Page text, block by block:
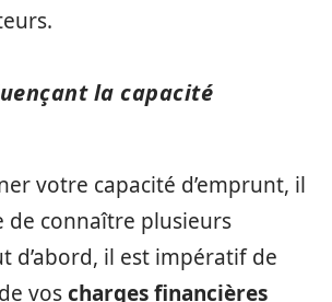
la capacité
votre capacité d’emprunt, il
de connaître plusieurs
d’abord, il est impératif de
voscharges financières